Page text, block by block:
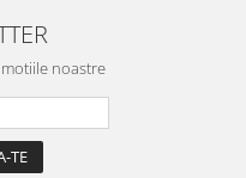
noastre